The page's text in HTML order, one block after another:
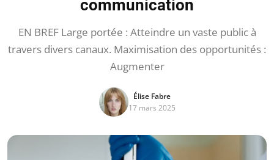
communication
EN BREF Large portée : Atteindre un vaste public à
travers divers canaux. Maximisation des opportunités :
Augmenter
Élise Fabre
17 mars 2025